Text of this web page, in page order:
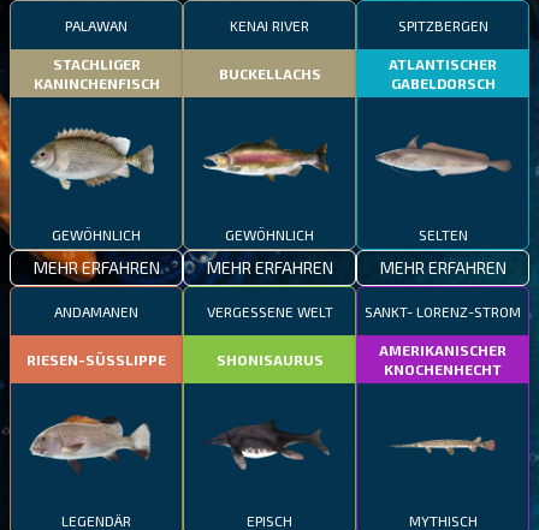
PALAWAN
STACHLIGER
KANINCHENFISCH
GEWÖHNLICH
MEHR ERFAHREN
KENAI RIVER
BUCKELLACHS
GEWÖHNLICH
MEHR ERFAHREN
SPITZBERGEN
ATLANTISCHER
GABELDORSCH
SELTEN
MEHR ERFAHREN
ANDAMANEN
RIESEN-SÜSSLIPPE
LEGENDÄR
VERGESSENE WELT
SHONISAURUS
EPISCH
SANKT- LORENZ-STROM
AMERIKANISCHER
KNOCHENHECHT
MYTHISCH